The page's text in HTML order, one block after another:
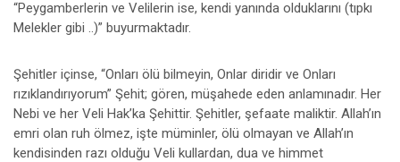
“Peygamberlerin ve Velilerin ise, kendi yanında olduklarını (tıpkı
Melekler gibi ..)” buyurmaktadır.
Şehitler içinse, “Onları ölü bilmeyin, Onlar diridir ve Onları
rızıklandırıyorum” Şehit; gören, müşahede eden anlamınadır. Her
Nebi ve her Veli Hak’ka Şehittir. Şehitler, şefaate maliktir. Allah’ın
emri olan ruh ölmez, işte müminler, ölü olmayan ve Allah’ın
kendisinden razı olduğu Veli kullardan, dua ve himmet